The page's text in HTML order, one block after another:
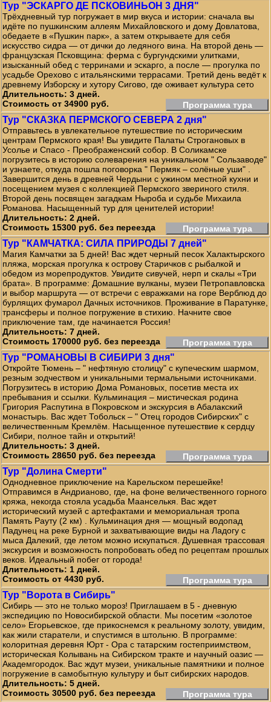
Тур "ЭСКАРГО ДЕ ПСКОВИНЬОН 3 ДНЯ"
Трёхдневный тур погружает в мир вкуса и истории: сначала вы
идёте по пушкинским аллеям Михайловского и дому Довлатова,
обедаете в «Пушкин парк», а затем открываете для себя
искусство сидра — от дички до ледяного вина. На второй день —
французская Псковщина: ферма с бургундскими улитками,
изысканный обед с терринами и эскарго, а после — прогулка по
усадьбе Орехово с итальянскими террасами. Третий день ведёт к
древнему Изборску и хутору Сигово, где оживает культура сето
Длительность: 3 дней.
Стоимость от 34900 руб.
Программа тура
Тур "СКАЗКА ПЕРМСКОГО СЕВЕРА 2 дня"
Отправьтесь в увлекательное путешествие по историческим
центрам Пермского края! Вы увидите Палаты Строгановых в
Усолье и Спасо - Преображенский собор. В Соликамске
погрузитесь в историю солеварения на уникальном " Сользаводе"
и узнаете, откуда пошла поговорка " Пермяк – солёные уши" .
Завершится день в древней Чердыни с ужином местной кухни и
посещением музея с коллекцией Пермского звериного стиля.
Второй день посвящен загадкам Ныроба и судьбе Михаила
Романова. Насыщенный тур для ценителей истории!
Длительность: 2 дней.
Стоимость 15300 руб. без переезда
Программа тура
Тур "КАМЧАТКА: СИЛА ПРИРОДЫ 7 дней"
Магия Камчатки за 5 дней! Вас ждет черный песок Халактырского
пляжа, морская прогулка к острову Старичков с рыбалкой и
обедом из морепродуктов. Увидите сивучей, нерп и скалы «Три
брата». В программе: Домашние вулканы, музеи Петропавловска
и выбор маршрута — от встречи с евражками на горе Верблюд до
бурлящих фумарол Дачных источников. Проживание в Паратунке,
трансферы и полное погружение в стихию. Начните свое
приключение там, где начинается Россия!
Длительность: 7 дней.
Стоимость 170000 руб. без переезда
Программа тура
Тур "РОМАНОВЫ В СИБИРИ 3 дня"
Откройте Тюмень – " нефтяную столицу" с купеческим шармом,
резным зодчеством и уникальными термальными источниками.
Погрузитесь в историю Дома Романовых, посетив места их
пребывания и ссылки. Кульминация – мистическая родина
Григория Распутина в Покровском и экскурсия в Абалакский
монастырь. Вас ждет Тобольск – " Отец городов Сибирских" с
величественным Кремлём. Насыщенное путешествие к сердцу
Сибири, полное тайн и открытий!
Длительность: 3 дней.
Стоимость 28650 руб. без переезда
Программа тура
Тур "Долина Смерти"
Однодневное приключение на Карельском перешейке!
Отправимся в Андрианово, где, на фоне величественного горного
кряжа, некогда стояла усадьба Маанселькя. Вас ждет
исторический музей с артефактами и мемориальная тропа
Память Рауту (2 км) . Кульминация дня — мощный водопад
Падунец на реке Бурной и захватывающие виды на Ладогу с
мыса Далекий, где летом можно искупаться. Душевная трассовая
экскурсия и возможность попробовать обед по рецептам прошлых
веков. Идеальный побег от города!
Длительность: 1 дней.
Стоимость от 4430 руб.
Программа тура
Тур "Ворота в Сибирь"
Сибирь — это не только мороз! Приглашаем в 5 - дневную
экспедицию по Новосибирской области. Мы посетим «золотое
село» Егорьевское, где прикоснемся к реальному золоту, увидим,
как жили старатели, и спустимся в штольню. В программе:
колоритная деревня Юрт - Ора с татарским гостеприимством,
историческая Колывань на Сибирском тракте и научный оазис —
Академгородок. Вас ждут музеи, уникальные памятники и полное
погружение в самобытную культуру и быт сибирских народов.
Длительность: 5 дней.
Стоимость 30500 руб. без переезда
Программа тура